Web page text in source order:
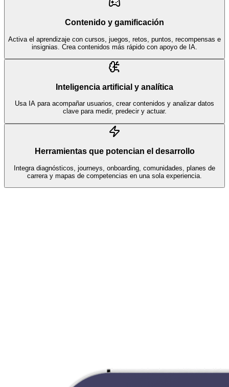
Contenido y gamificación
Activa el aprendizaje con cursos, juegos, retos, puntos, recompensas e
insignias. Crea contenidos más rápido con apoyo de IA.
Inteligencia artificial y analítica
Usa IA para acompañar usuarios, crear contenidos y analizar datos
clave para medir, predecir y actuar.
Herramientas que potencian el desarrollo
Integra diagnósticos, journeys, onboarding, comunidades, planes de
carrera y mapas de competencias en una sola experiencia.